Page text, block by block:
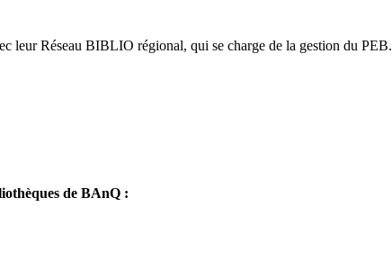
leur Réseau BIBLIO régional, qui se charge de la gestion du PEB.
de BAnQ :